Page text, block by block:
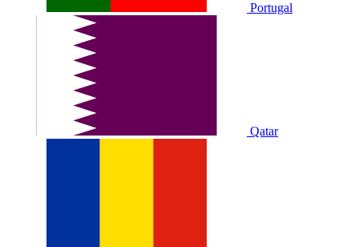
Portugal
Qatar